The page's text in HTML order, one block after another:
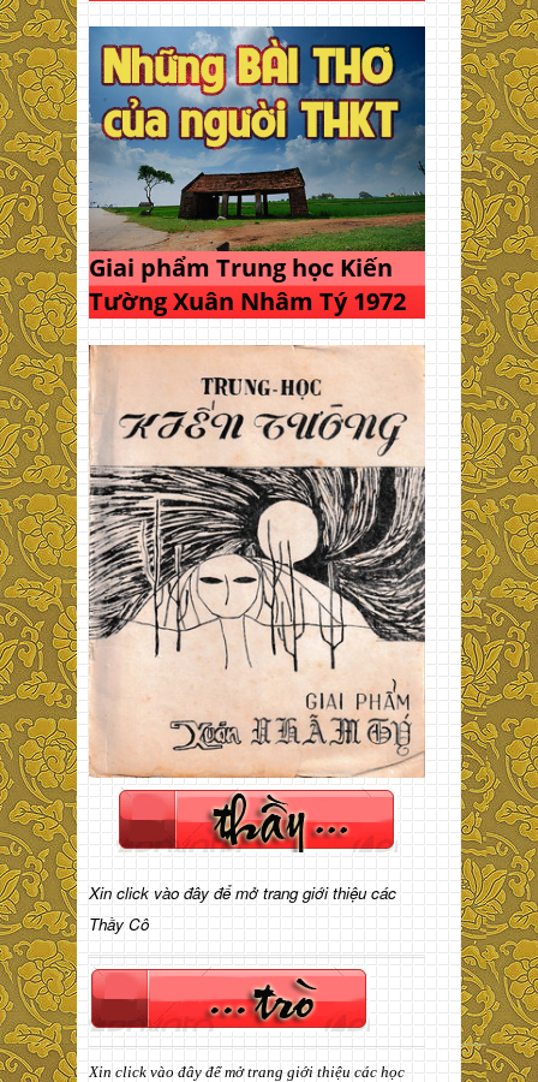
Giai phẩm Trung học Kiến
Tường Xuân Nhâm Tý 1972
Xin click vào đây để mở trang giới thiệu các
Thầy Cô
Xin click vào đây để mở trang giới thiệu các học